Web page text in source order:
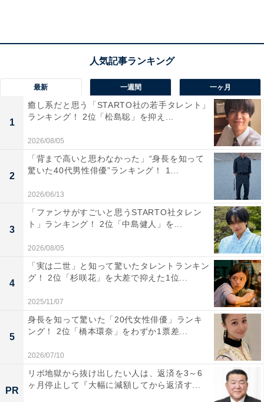
第2位：『のだめカンタービレ』
第2位は『のだめカンタービレ』でした。フジテレビ系
の月9枠で、2006年10〜12月に放送されたドラマです。
主演は上野樹里さんと玉木宏さんの2人で、そのほかに
は永山瑛太さん、水川あさみさんらが出演しています。
同作のヒットにより、2008年1月にはスペシャルドラマ
が2夜連続で放送され、 2009～2010年にかけては『のだ
めカンタービレ 最終楽章 前編／後編』（
東宝系）が劇場公開されました。
最新 一週間 一ヶ月
1
癒し系だと思う「STARTO社の若手タレント」
ランキング！ 2位「松島聡」を抑え...
2026/08/05
2
「背まで高いと思わなかった」“身長を知って
驚いた40代男性俳優”ランキング！ 1...
2026/06/13
3
「ファンサがすごいと思うSTARTO社タレン
ト」ランキング！ 2位「中島健人」を...
2026/08/05
4
「実は二世」と知って驚いたタレントランキン
グ！ 2位「杉咲花」を大差で抑えた1位...
2025/11/07
5
身長を知って驚いた「20代女性俳優」ランキ
ング！ 2位「橋本環奈」をわずか1票差...
2026/07/10
PR
リボ地獄から抜け出したい人は、返済を3～6
ヶ月停止して『大幅に減額してから返済す...